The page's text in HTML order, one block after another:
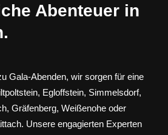
Abenteuer in
Gala-Abenden, wir sorgen für eine
Egloffstein, Simmelsdorf,
Gräfenberg, Weißenohe oder
Unsere engagierten Experten